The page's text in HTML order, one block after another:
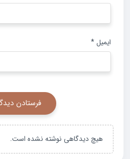
ایمیل*
هیچ دیدگاهی نوشته نشده است.